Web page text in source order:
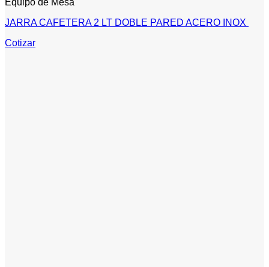
Equipo de Mesa
JARRA CAFETERA 2 LT DOBLE PARED ACERO INOX
Cotizar